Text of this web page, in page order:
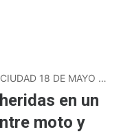
CIUDAD 18 DE MAYO ›
en un
moto y